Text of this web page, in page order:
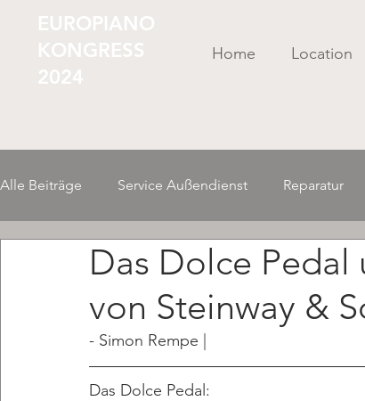
EUROPIANO
KONGRESS
2024
Home Location
Alle Beiträge Service Außendienst Reparatur
Ausbildung/ Karriere Betriebswirtschaft/
Das Dolce
von Steinway &
- Simon Rempe |
Das Dolce Pedal: